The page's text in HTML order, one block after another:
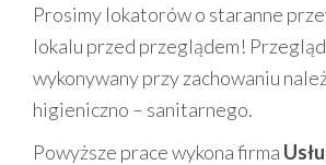
Prosimy lokatorów o staranne
lokalu przed przeglądem!
wykonywany przy zachowaniu
higieniczno – sanitarnego.
Powyższe prace wykona firma